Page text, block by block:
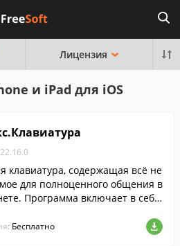
Лицензия
и iPad для iOS
клавиатура, содержащая всё не
для полноценного общения в
Программа включает в себя
многое другое.
Бесплатно